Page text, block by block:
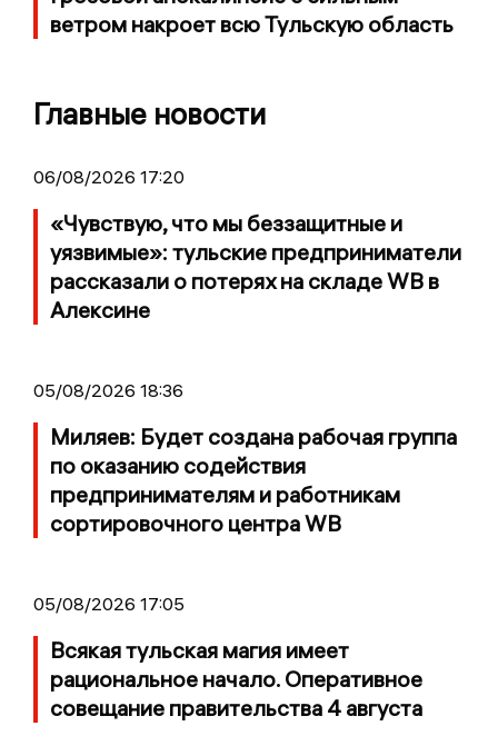
ветром накроет всю Тульскую область
Главные новости
06/08/2026 17:20
«Чувствую, что мы беззащитные и
уязвимые»: тульские предприниматели
рассказали о потерях на складе WB в
Алексине
05/08/2026 18:36
Миляев: Будет создана рабочая группа
по оказанию содействия
предпринимателям и работникам
сортировочного центра WB
05/08/2026 17:05
Всякая тульская магия имеет
рациональное начало. Оперативное
совещание правительства 4 августа